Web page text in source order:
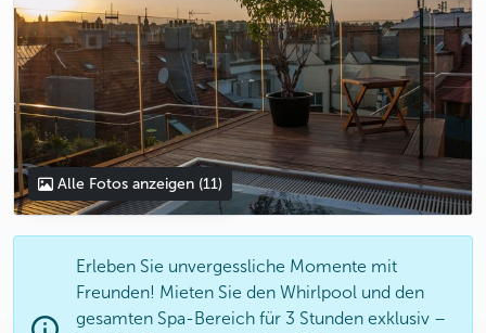
Alle Fotos anzeigen (11)
Erleben Sie unvergessliche Momente mit
Freunden! Mieten Sie den Whirlpool und den
gesamten Spa-Bereich für 3 Stunden exklusiv –